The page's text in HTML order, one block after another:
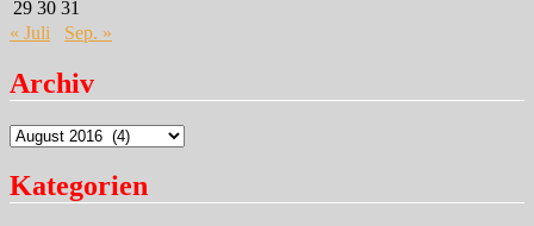
29 30 31
« Juli
Sep. »
Archiv
Archiv
Kategorien